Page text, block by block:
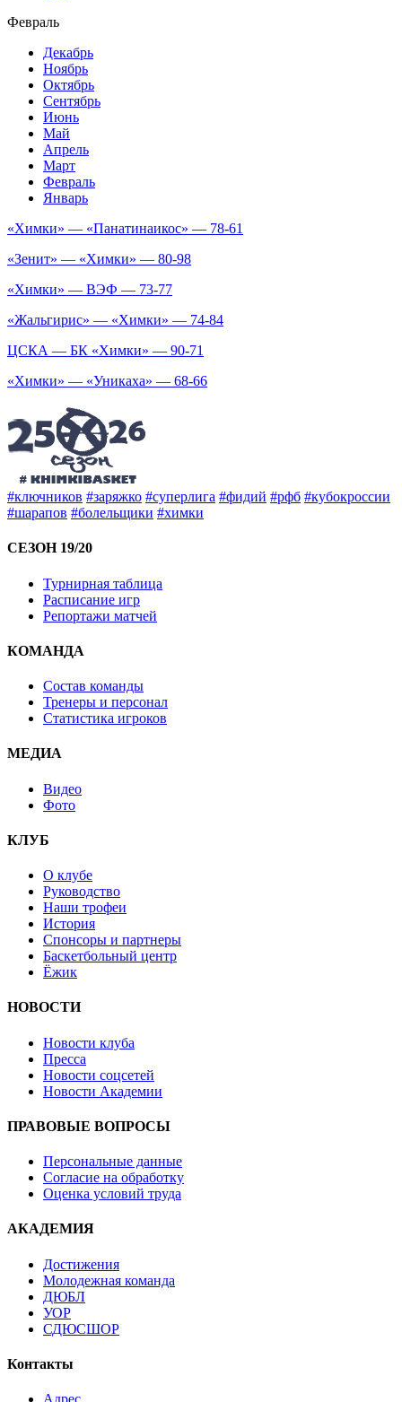
Февраль
Декабрь
Ноябрь
Октябрь
Сентябрь
Июнь
Май
Апрель
Март
Февраль
Январь
«Химки» — «Панатинаикос» — 78-61
«Зенит» — «Химки» — 80-98
«Химки» — ВЭФ — 73-77
«Жальгирис» — «Химки» — 74-84
ЦСКА — БК «Химки» — 90-71
«Химки» — «Уникаха» — 68-66
#ключников #заряжко #суперлига #фидий #рфб #кубокроссии
#шарапов #болельщики #химки
СЕЗОН 19/20
Турнирная таблица
Расписание игр
Репортажи матчей
КОМАНДА
Состав команды
Тренеры и персонал
Статистика игроков
МЕДИА
Видео
Фото
КЛУБ
О клубе
Руководство
Наши трофеи
История
Спонсоры и партнеры
Баскетбольный центр
Ёжик
НОВОСТИ
Новости клуба
Пресса
Новости соцсетей
Новости Академии
ПРАВОВЫЕ ВОПРОСЫ
Персональные данные
Согласие на обработку
Оценка условий труда
АКАДЕМИЯ
Достижения
Молодежная команда
ДЮБЛ
УОР
СДЮСШОР
Контакты